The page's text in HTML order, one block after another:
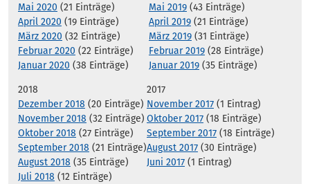
Mai 2020 (21 Einträge)
April 2020 (19 Einträge)
März 2020 (32 Einträge)
Februar 2020 (22 Einträge)
Januar 2020 (38 Einträge)
Mai 2019 (43 Einträge)
April 2019 (21 Einträge)
März 2019 (31 Einträge)
Februar 2019 (28 Einträge)
Januar 2019 (35 Einträge)
2018
Dezember 2018 (20 Einträge)
November 2018 (32 Einträge)
Oktober 2018 (27 Einträge)
September 2018 (21 Einträge)
August 2018 (35 Einträge)
Juli 2018 (12 Einträge)
2017
November 2017 (1 Eintrag)
Oktober 2017 (18 Einträge)
September 2017 (18 Einträge)
August 2017 (30 Einträge)
Juni 2017 (1 Eintrag)